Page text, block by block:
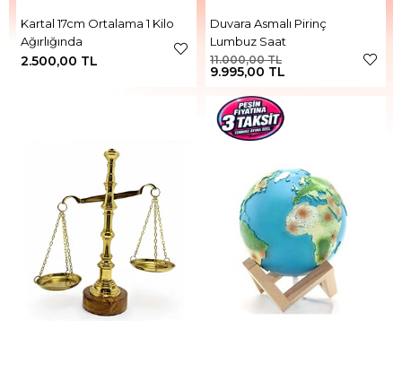
Kartal 17cm Ortalama 1 Kilo
Ağırlığında
2.500,00 TL
Duvara Asmalı Pirinç
Lumbuz Saat
9.995,00 TL
11.000,00 TL